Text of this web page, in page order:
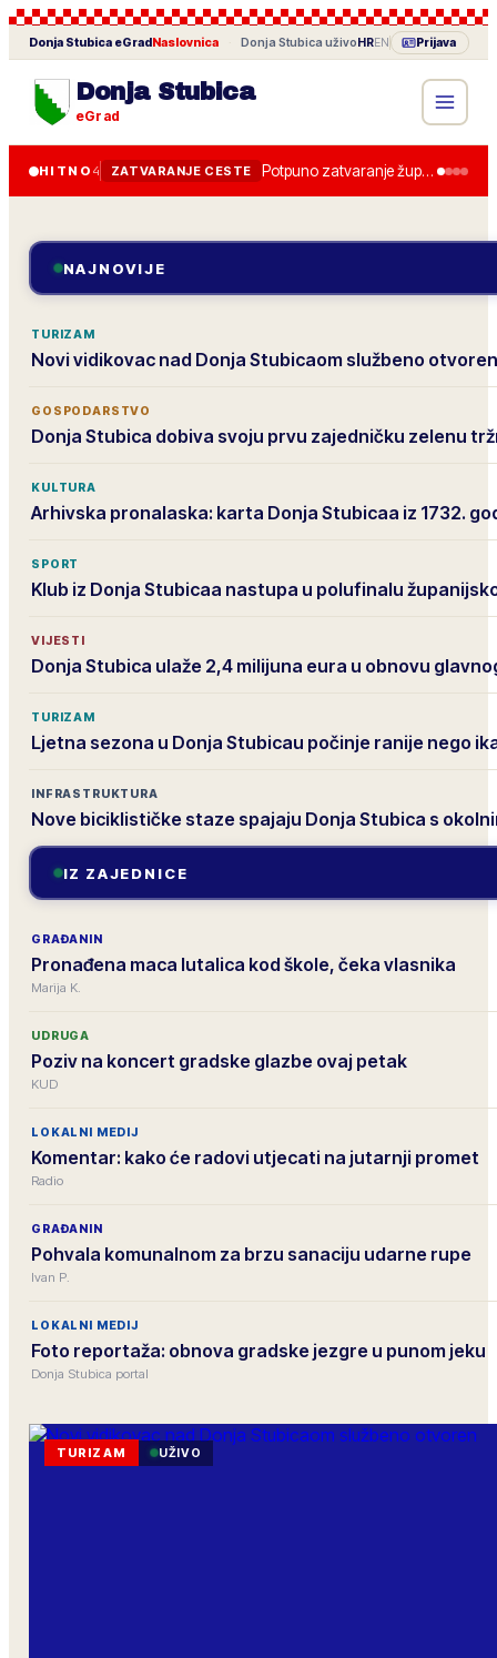
Donja Stubica eGradNaslovnica Donja Stubica uživoHREN Prijava
Donja Stubica
eGrad
HITNO 4 ZATVARANJE CESTE Potpuno zatvaranje županijske ceste od 28. lipnja, obilazak je uređen.
NAJNOVIJE
TURIZAM
Novi vidikovac nad Donja Stubicaom službeno otvoren
GOSPODARSTVO
Donja Stubica dobiva svoju prvu zajedničku zelenu
KULTURA
Arhivska pronalaska: karta Donja Stubicaa iz 1732.
SPORT
Klub iz Donja Stubicaa nastupa u polufinalu
VIJESTI
Donja Stubica ulaže 2,4 milijuna eura u obnovu
TURIZAM
Ljetna sezona u Donja Stubicau počinje ranije nego
INFRASTRUKTURA
Nove biciklističke staze spajaju Donja Stubica s
IZ ZAJEDNICE
GRAĐANIN
Pronađena maca lutalica kod škole, čeka vlasnika
Marija K.
UDRUGA
Poziv na koncert gradske glazbe ovaj petak
KUD
LOKALNI MEDIJ
Komentar: kako će radovi utjecati na jutarnji promet
Radio
GRAĐANIN
Pohvala komunalnom za brzu sanaciju udarne rupe
Ivan P.
LOKALNI MEDIJ
Foto reportaža: obnova gradske jezgre u punom jeku
Donja Stubica portal
TURIZAM UŽIVO